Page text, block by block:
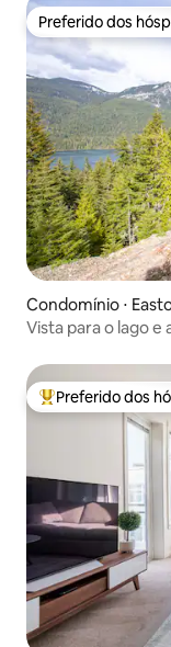
Preferido dos
Preferido dos
Condomínio ⋅
Vista para o lago
Entre os melhores
Preferido dos